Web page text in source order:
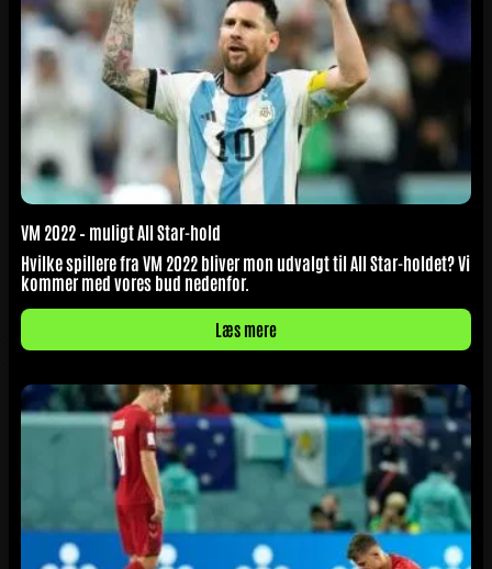
VM 2022 – muligt All Star-hold
Hvilke spillere fra VM 2022 bliver mon udvalgt til All Star-holdet? Vi
kommer med vores bud nedenfor.
Læs mere